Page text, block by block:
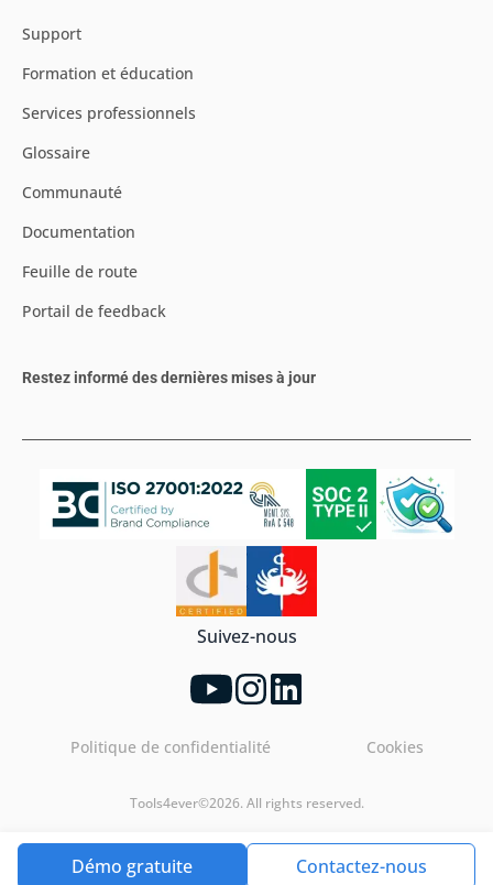
Démo gratuite Contactez-nous
Support
Formation et éducation
Services professionnels
Glossaire
Communauté
Documentation
Feuille de route
Portail de feedback
Restez informé des dernières mises à jour
Suivez-nous
Politique de confidentialité Cookies
Tools4ever©2026. All rights reserved.